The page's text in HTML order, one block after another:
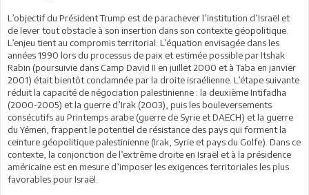
L’objectif du Président Trump est de parachever l’institution d’Israël et
de lever tout obstacle à son insertion dans son contexte géopolitique.
L’enjeu tient au compromis territorial. L’équation envisagée dans les
années 1990 lors du processus de paix et estimée possible par Itshak
Rabin (poursuivie dans Camp David II en juillet 2000 et à Taba en janvier
2001) était bientôt condamnée par la droite israélienne. L’étape suivante
réduit la capacité de négociation palestinienne : la deuxième Intifadha
(2000-2005) et la guerre d’Irak (2003), puis les bouleversements
consécutifs au Printemps arabe (guerre de Syrie et DAECH) et la guerre
du Yémen, frappent le potentiel de résistance des pays qui forment la
ceinture géopolitique palestinienne (Irak, Syrie et pays du Golfe). Dans ce
contexte, la conjonction de l’extrême droite en Israël et à la présidence
américaine est en mesure d’imposer les exigences territoriales les plus
favorables pour Israël.